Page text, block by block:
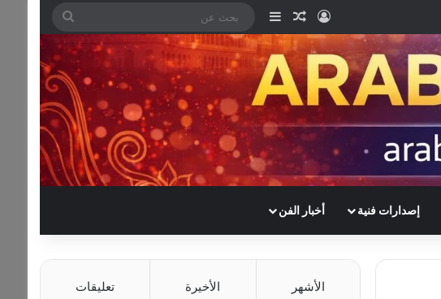
تسجيل الدخول
مقال عشوائي
إضافة عمود جانبي
عن
إصدارات فنية أخبار الفن
الأشهر الأخيرة تعليقات